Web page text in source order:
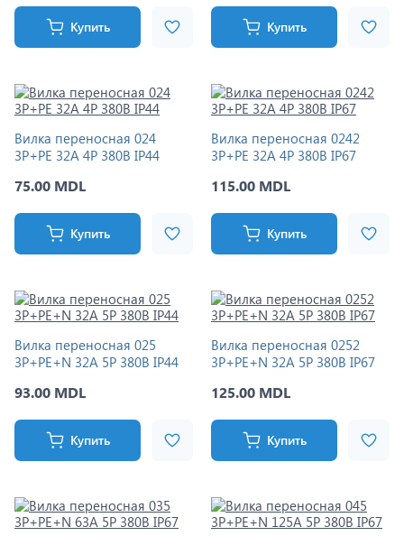
Купить Купить
Вилка переносная 024
3P+PE 32A 4P 380В IP44
75.00 MDL
Купить
Вилка переносная 0242
3P+PE 32A 4P 380В IP67
115.00 MDL
Купить
Вилка переносная 025
3Р+РЕ+N 32A 5P 380В IP44
93.00 MDL
Купить
Вилка переносная 0252
3Р+РЕ+N 32A 5P 380В IP67
125.00 MDL
Купить